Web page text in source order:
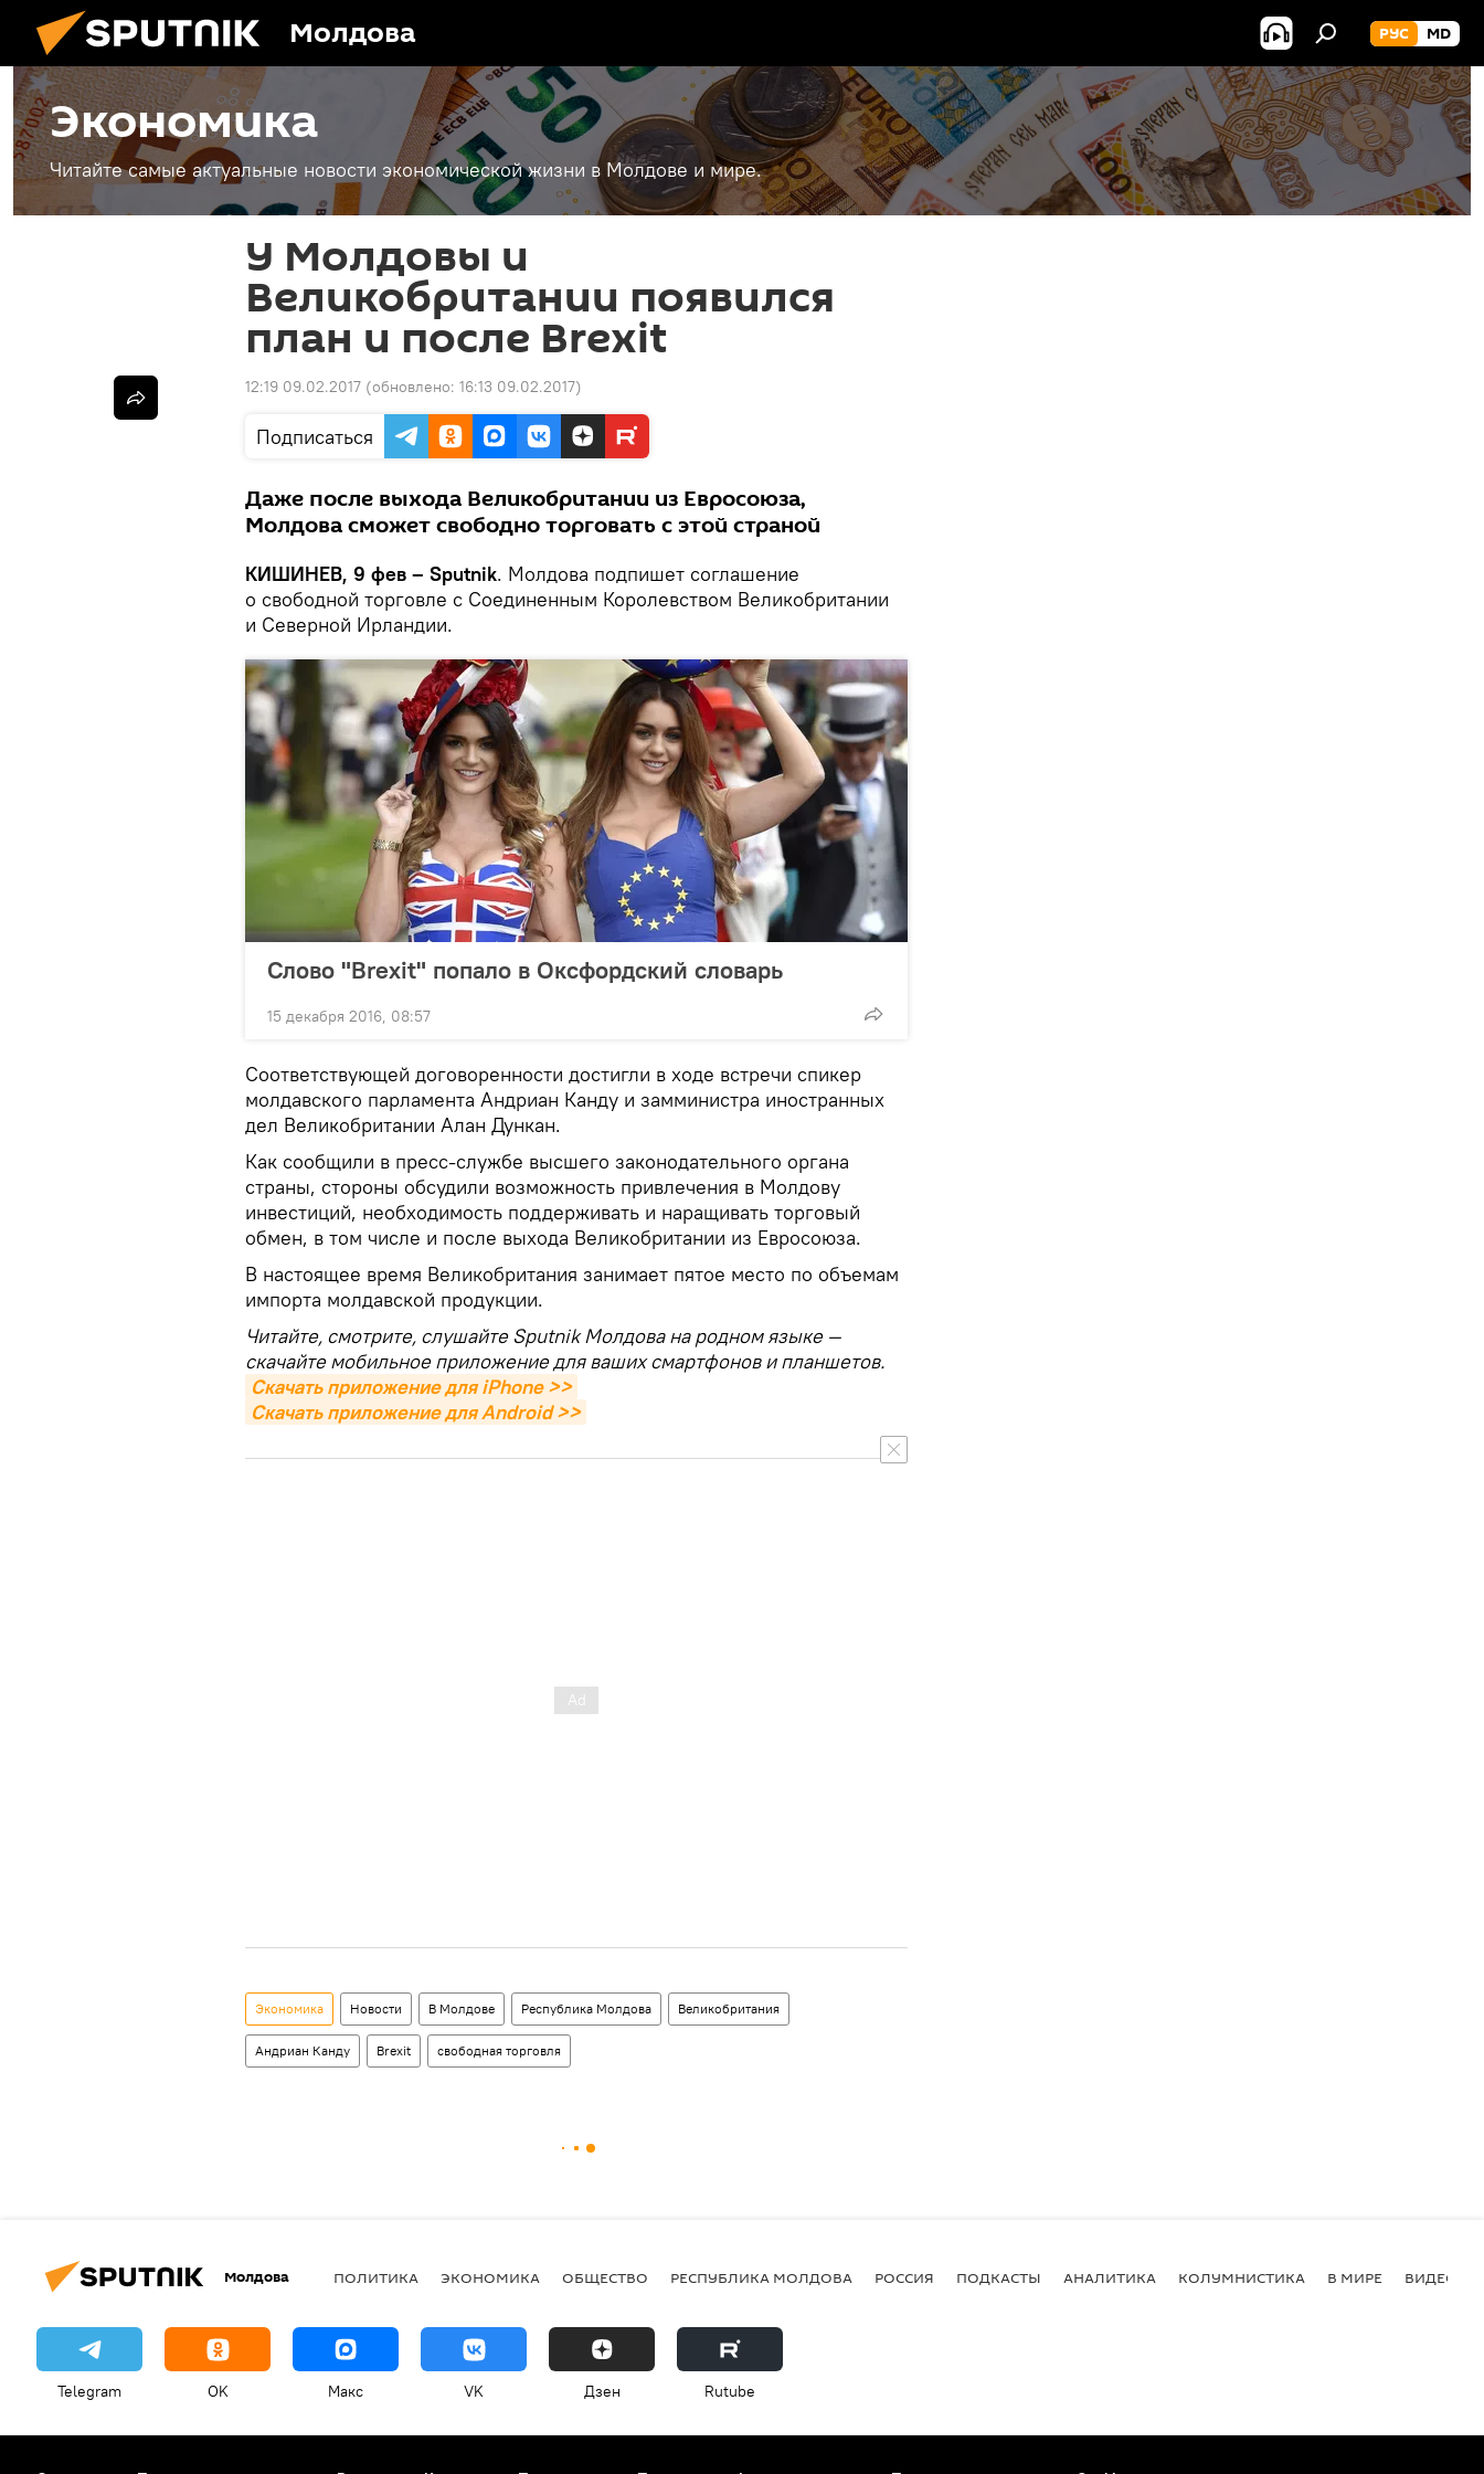
Молдова РУС MD
Экономика
Читайте самые актуальные новости экономической жизни в Молдове и мире.
У Молдовы и
Великобритании появился
план и после Brexit
12:19 09.02.2017 (обновлено: 16:13 09.02.2017)
Подписаться
Даже после выхода Великобритании из Евросоюза,
Молдова сможет свободно торговать с этой страной
КИШИНЕВ, 9 фев – Sputnik. Молдова подпишет соглашение
о свободной торговле с Соединенным Королевством Великобритании
и Северной Ирландии.
Слово "Brexit" попало в Оксфордский словарь
15 декабря 2016, 08:57
Соответствующей договоренности достигли в ходе встречи спикер
молдавского парламента Андриан Канду и замминистра иностранных
дел Великобритании Алан Дункан.
Как сообщили в пресс-службе высшего законодательного органа
страны, стороны обсудили возможность привлечения в Молдову
инвестиций, необходимость поддерживать и наращивать торговый
обмен, в том числе и после выхода Великобритании из Евросоюза.
В настоящее время Великобритания занимает пятое место по объемам
импорта молдавской продукции.
Читайте, смотрите, слушайте Sputnik Молдова на родном языке —
скачайте мобильное приложение для ваших смартфонов и планшетов.
Скачать приложение для iPhone >>
Скачать приложение для Android >>
Экономика Новости В Молдове Республика Молдова Великобритания
Андриан Канду Brexit свободная торговля
Молдова ПОЛИТИКА ЭКОНОМИКА ОБЩЕСТВО РЕСПУБЛИКА МОЛДОВА РОССИЯ ПОДКАСТЫ АНАЛИТИКА КОЛУМНИСТИКА В МИРЕ ВИДЕО
Telegram OK Макс VK Дзен Rutube